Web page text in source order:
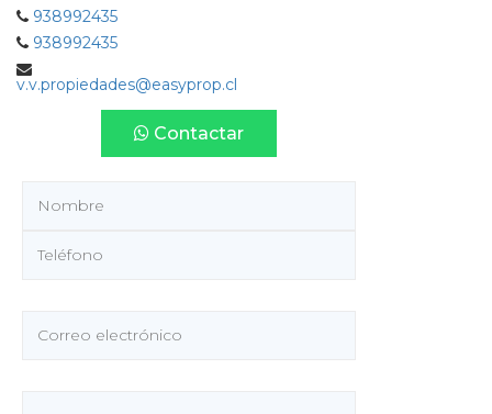
938992435
938992435
v.v.propiedades@easyprop.cl
Contactar